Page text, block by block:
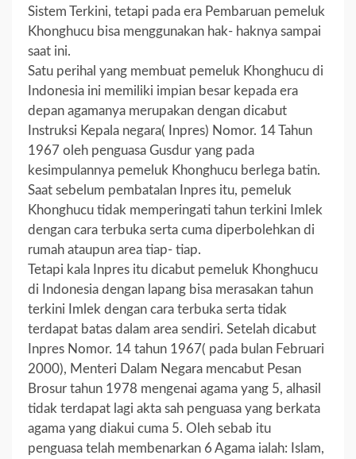
Sistem Terkini, tetapi pada era Pembaruan pemeluk
Khonghucu bisa menggunakan hak- haknya sampai
saat ini.
Satu perihal yang membuat pemeluk Khonghucu di
Indonesia ini memiliki impian besar kepada era
depan agamanya merupakan dengan dicabut
Instruksi Kepala negara( Inpres) Nomor. 14 Tahun
1967 oleh penguasa Gusdur yang pada
kesimpulannya pemeluk Khonghucu berlega batin.
Saat sebelum pembatalan Inpres itu, pemeluk
Khonghucu tidak memperingati tahun terkini Imlek
dengan cara terbuka serta cuma diperbolehkan di
rumah ataupun area tiap- tiap.
Tetapi kala Inpres itu dicabut pemeluk Khonghucu
di Indonesia dengan lapang bisa merasakan tahun
terkini Imlek dengan cara terbuka serta tidak
terdapat batas dalam area sendiri. Setelah dicabut
Inpres Nomor. 14 tahun 1967( pada bulan Februari
2000), Menteri Dalam Negara mencabut Pesan
Brosur tahun 1978 mengenai agama yang 5, alhasil
tidak terdapat lagi akta sah penguasa yang berkata
agama yang diakui cuma 5. Oleh sebab itu
penguasa telah membenarkan 6 Agama ialah: Islam,